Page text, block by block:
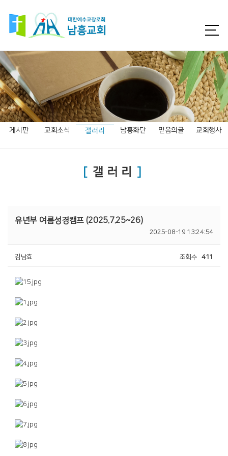
게시판 교회소식 갤러리 남흥화단 믿음의글 교회행사
갤러리
유년부 여름성경캠프 (2025.7.25~26)
2025-08-19 13:24:54
김남효 조회수 411